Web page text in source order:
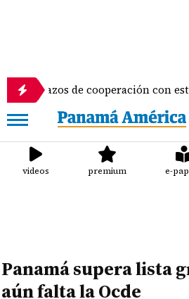
de cooperación con este país
videos premium e-
Panamá supera lista
aún falta la Ocde